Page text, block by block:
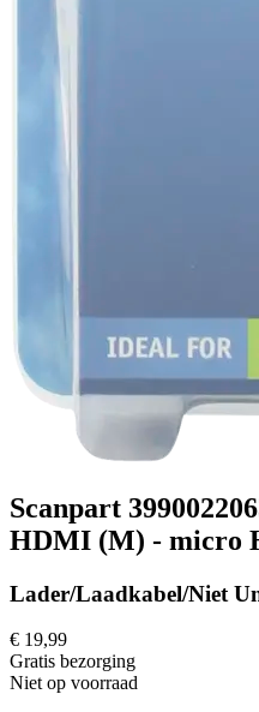
Scanpart
HDMI (M) - micro
Lader/Laadkabel/Niet
€ 19,99
Gratis bezorging
Niet op voorraad